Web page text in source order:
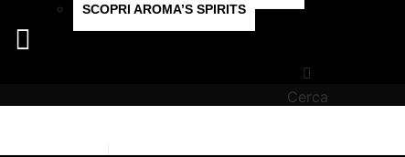
SCOPRI AROMA’S SPIRITS
Hamburger Toggle Menu
Cerca